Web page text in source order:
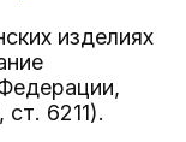
изделиях
6211).